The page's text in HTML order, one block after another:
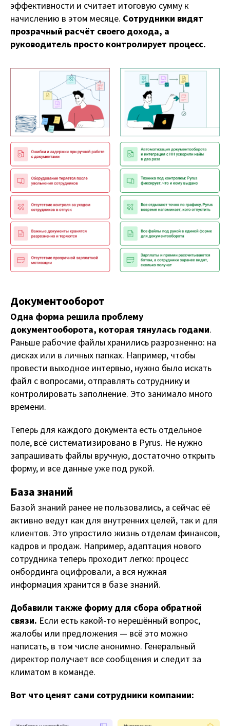
эффективности и считает итоговую сумму к
начислению в этом месяце. Сотрудники видят
прозрачный расчёт своего дохода, а
руководитель просто контролирует процесс.
Документооборот
Одна форма решила проблему
документооборота, которая тянулась годами.
Раньше рабочие файлы хранились разрозненно: на
дисках или в личных папках. Например, чтобы
провести выходное интервью, нужно было искать
файл с вопросами, отправлять сотруднику и
контролировать заполнение. Это занимало много
времени.
Теперь для каждого документа есть отдельное
поле, всё систематизировано в Pyrus. Не нужно
запрашивать файлы вручную, достаточно открыть
форму, и все данные уже под рукой.
База знаний
Базой знаний ранее не пользовались, а сейчас её
активно ведут как для внутренних целей, так и для
клиентов. Это упростило жизнь отделам финансов,
кадров и продаж. Например, адаптация нового
сотрудника теперь проходит легко: процесс
онбординга оцифровали, а вся нужная
информация хранится в базе знаний.
Добавили также форму для сбора обратной
связи. Если есть какой-то нерешённый вопрос,
жалобы или предложения — всё это можно
написать, в том числе анонимно. Генеральный
директор получает все сообщения и следит за
климатом в команде.
Вот что ценят сами сотрудники компании: